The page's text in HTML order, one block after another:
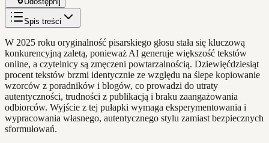
Spis treści
W 2025 roku oryginalność pisarskiego głosu stała się kluczową
konkurencyjną zaletą, ponieważ AI generuje większość tekstów
online, a czytelnicy są zmęczeni powtarzalnością. Dziewięćdziesiąt
procent tekstów brzmi identycznie ze względu na ślepe kopiowanie
wzorców z poradników i blogów, co prowadzi do utraty
autentyczności, trudności z publikacją i braku zaangażowania
odbiorców. Wyjście z tej pułapki wymaga eksperymentowania i
wypracowania własnego, autentycznego stylu zamiast bezpiecznych
sformułowań.